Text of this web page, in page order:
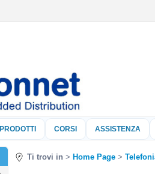
PRODOTTI CORSI ASSISTENZA
Ti trovi in Home Page